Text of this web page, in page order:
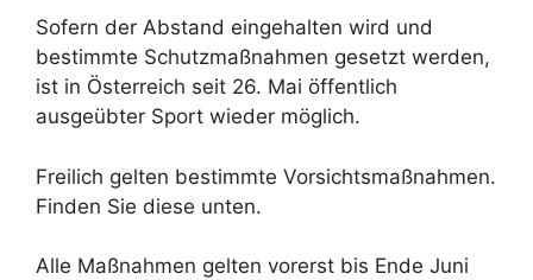
Sofern der Abstand eingehalten wird und
bestimmte Schutzmaßnahmen gesetzt werden,
ist in Österreich seit 26. Mai öffentlich
ausgeübter Sport wieder möglich.
Freilich gelten bestimmte Vorsichtsmaßnahmen.
Finden Sie diese unten.
Alle Maßnahmen gelten vorerst bis Ende Juni